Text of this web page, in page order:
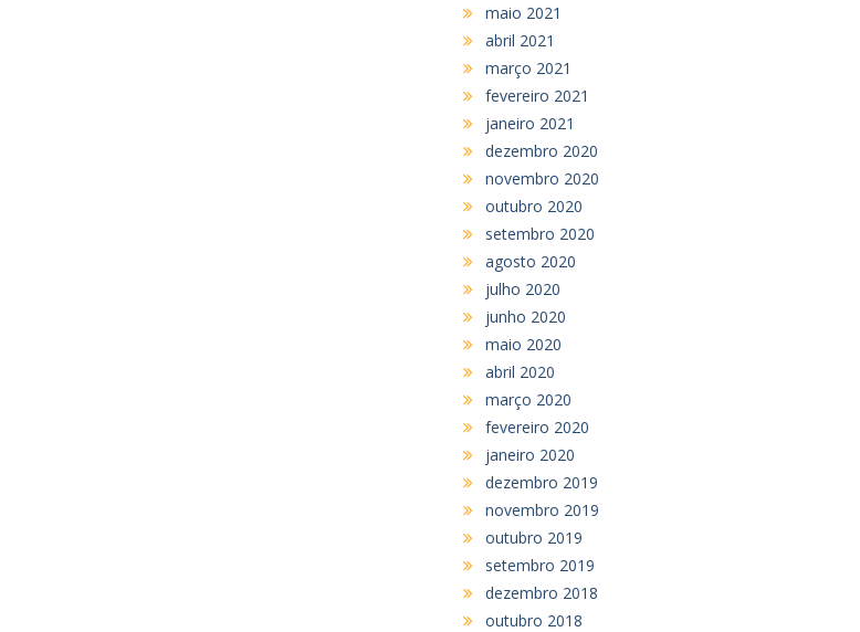
maio 2021
abril 2021
março 2021
fevereiro 2021
janeiro 2021
dezembro 2020
novembro 2020
outubro 2020
setembro 2020
agosto 2020
julho 2020
junho 2020
maio 2020
abril 2020
março 2020
fevereiro 2020
janeiro 2020
dezembro 2019
novembro 2019
outubro 2019
setembro 2019
dezembro 2018
outubro 2018